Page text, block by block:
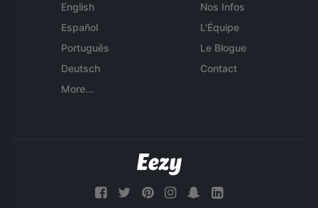
English
Español
Português
Deutsch
More...
Nos Infos
L'Équipe
Le Blogue
Contact